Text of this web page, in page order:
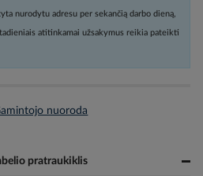
nurodytu adresu per sekančią darbo dieną,
atitinkamai užsakymus reikia pateikti
nuoroda
pratraukiklis